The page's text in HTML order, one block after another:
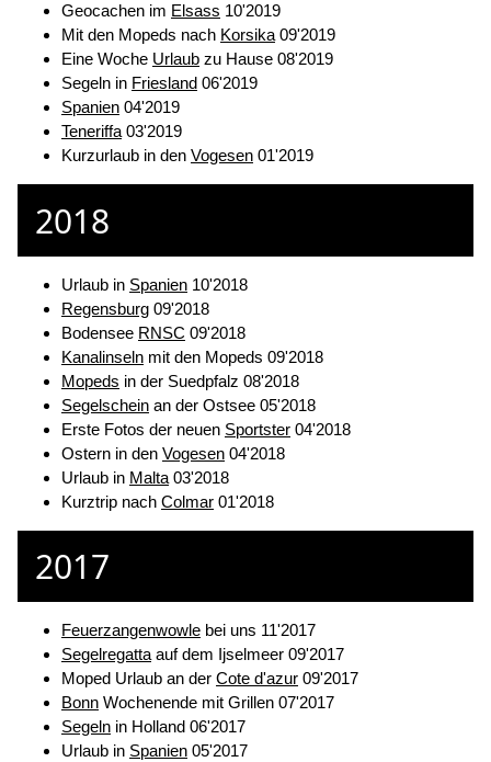
Geocachen im Elsass 10'2019
Mit den Mopeds nach Korsika 09'2019
Eine Woche Urlaub zu Hause 08'2019
Segeln in Friesland 06'2019
Spanien 04'2019
Teneriffa 03'2019
Kurzurlaub in den Vogesen 01'2019
2018
Urlaub in Spanien 10'2018
Regensburg 09'2018
Bodensee RNSC 09'2018
Kanalinseln mit den Mopeds 09'2018
Mopeds in der Suedpfalz 08'2018
Segelschein an der Ostsee 05'2018
Erste Fotos der neuen Sportster 04'2018
Ostern in den Vogesen 04'2018
Urlaub in Malta 03'2018
Kurztrip nach Colmar 01'2018
2017
Feuerzangenwowle bei uns 11'2017
Segelregatta auf dem Ijselmeer 09'2017
Moped Urlaub an der Cote d'azur 09'2017
Bonn Wochenende mit Grillen 07'2017
Segeln in Holland 06'2017
Urlaub in Spanien 05'2017